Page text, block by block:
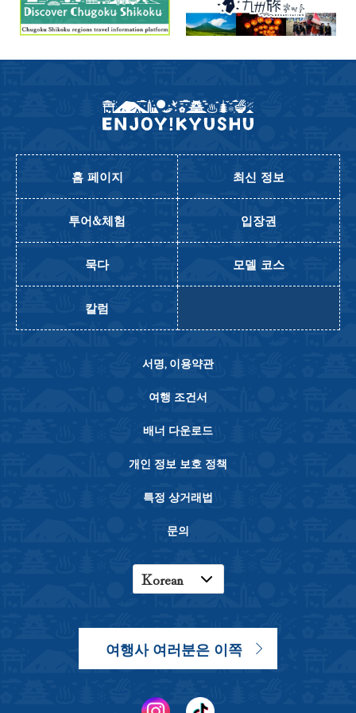
홈 페이지 최신 정보
투어&체험 입장권
묵다 모델 코스
칼럼
서명, 이용약관
여행 조건서
배너 다운로드
개인 정보 보호 정책
특정 상거래법
문의
Korean
Chinese
여행사 여러분은 이쪽